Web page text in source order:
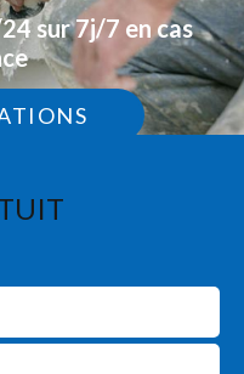
sur 7j/7 en cas